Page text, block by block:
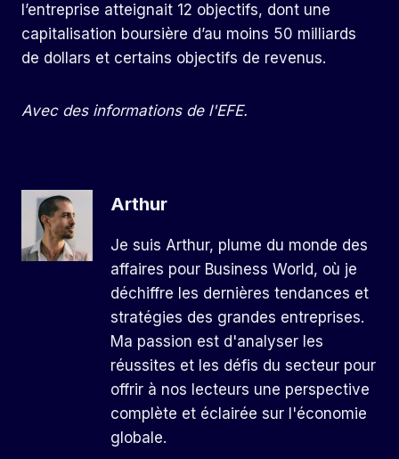
l’entreprise atteignait 12 objectifs, dont une
capitalisation boursière d’au moins 50 milliards
de dollars et certains objectifs de revenus.
Avec des informations de l'EFE.
Arthur
Je suis Arthur, plume du monde des
affaires pour Business World, où je
déchiffre les dernières tendances et
stratégies des grandes entreprises.
Ma passion est d'analyser les
réussites et les défis du secteur pour
offrir à nos lecteurs une perspective
complète et éclairée sur l'économie
globale.